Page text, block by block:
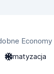
Economy
Klimatyzacja